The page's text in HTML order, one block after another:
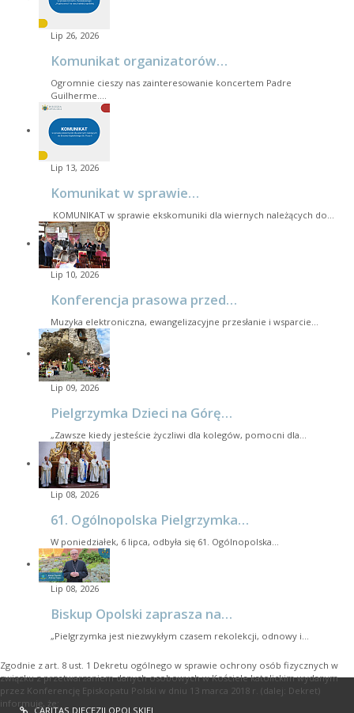
Lip 26, 2026
Komunikat organizatorów…
Ogromnie cieszy nas zainteresowanie koncertem Padre
Guilherme.…
Lip 13, 2026
Komunikat w sprawie…
KOMUNIKAT w sprawie ekskomuniki dla wiernych należących do…
Lip 10, 2026
Konferencja prasowa przed…
Muzyka elektroniczna, ewangelizacyjne przesłanie i wsparcie…
Lip 09, 2026
Pielgrzymka Dzieci na Górę…
„Zawsze kiedy jesteście życzliwi dla kolegów, pomocni dla…
Lip 08, 2026
61. Ogólnopolska Pielgrzymka…
W poniedziałek, 6 lipca, odbyła się 61. Ogólnopolska…
Lip 08, 2026
Biskup Opolski zaprasza na…
„Pielgrzymka jest niezwykłym czasem rekolekcji, odnowy i…
CARITAS DIECEZJI OPOLSKIEJ
Zgodnie z art. 8 ust. 1 Dekretu ogólnego w sprawie ochrony osób fizycznych w
związku z przetwarzaniem danych osobowych w Kościele katolickim wydanym
przez Konferencję Episkopatu Polski w dniu 13 marca 2018 r. (dalej: Dekret)
informuję, że: